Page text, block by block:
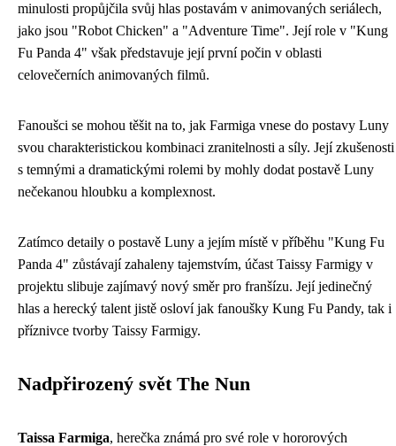
minulosti propůjčila svůj hlas postavám v animovaných seriálech,
jako jsou "Robot Chicken" a "Adventure Time". Její role v "Kung
Fu Panda 4" však představuje její první počin v oblasti
celovečerních animovaných filmů.
Fanoušci se mohou těšit na to, jak Farmiga vnese do postavy Luny
svou charakteristickou kombinaci zranitelnosti a síly. Její zkušenosti
s temnými a dramatickými rolemi by mohly dodat postavě Luny
nečekanou hloubku a komplexnost.
Zatímco detaily o postavě Luny a jejím místě v příběhu "Kung Fu
Panda 4" zůstávají zahaleny tajemstvím, účast Taissy Farmigy v
projektu slibuje zajímavý nový směr pro franšízu. Její jedinečný
hlas a herecký talent jistě osloví jak fanoušky Kung Fu Pandy, tak i
příznivce tvorby Taissy Farmigy.
Nadpřirozený svět The Nun
Taissa Farmiga, herečka známá pro své role v hororových